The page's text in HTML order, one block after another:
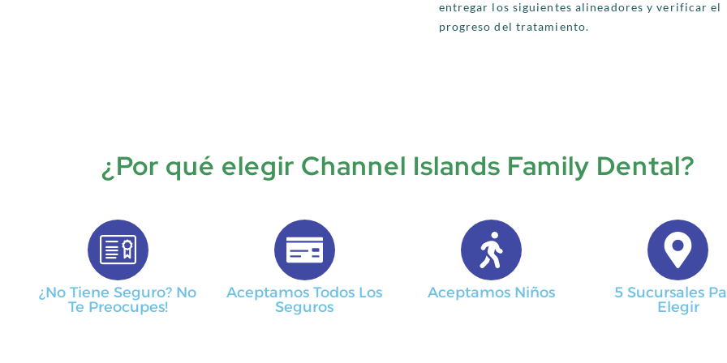
entregar los siguientes alineadores y verificar el
progreso del tratamiento.
¿Por qué elegir Channel Islands Family Dental?
¿No Tiene Seguro? No
Te Preocupes!
Aceptamos Todos Los
Seguros
Aceptamos Niños
5 Sucursales
Elegir